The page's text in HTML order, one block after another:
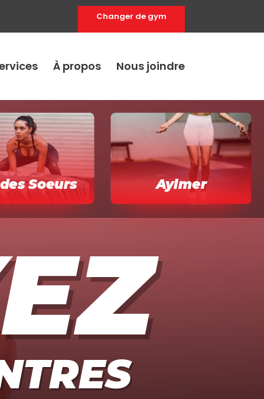
Changer de gym
À propos Nous joindre
Soeurs Aylmer